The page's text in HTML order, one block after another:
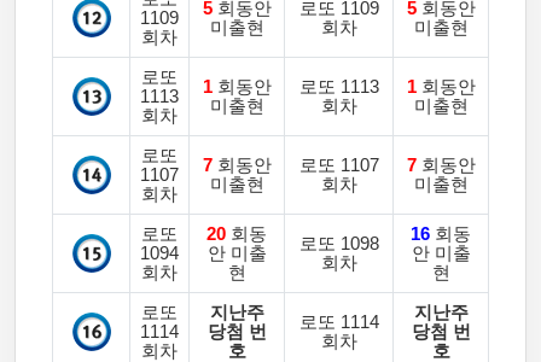
1109
회차
5회동안
미출현
로또 1109
회차
5회동안
미출현
로또
1113
회차
1회동안
미출현
로또 1113
회차
1회동안
미출현
로또
1107
회차
7회동안
미출현
로또 1107
회차
7회동안
미출현
로또
1094
회차
20 회동
안 미출
현
로또 1098
회차
16 회동
안 미출
현
로또
1114
회차
지난주
당첨 번
호
로또 1114
회차
지난주
당첨 번
호